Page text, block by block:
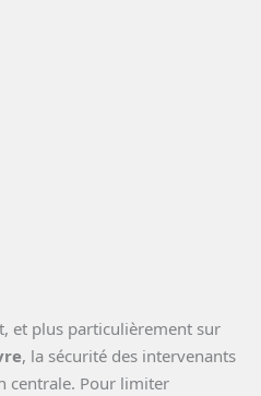
et plus particulièrement sur
, la sécurité des intervenants
centrale. Pour limiter